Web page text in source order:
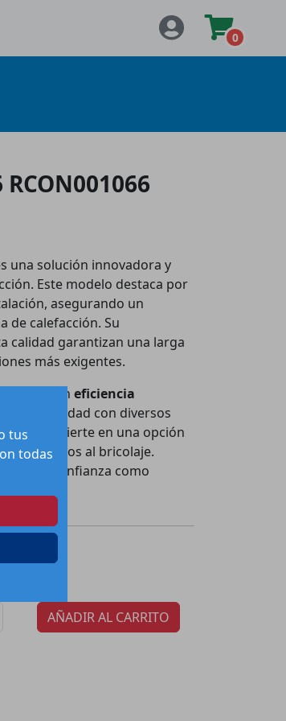
tus
todas
0
una solución innovadora y
Este modelo destaca por
asegurando un
de calefacción. Su
calidad garantizan una larga
más exigentes.
incluyen eficiencia
compatibilidad con diversos
la convierte en una opción
aficionados al bricolaje.
de confianza como
€
AÑADIR AL CARRITO